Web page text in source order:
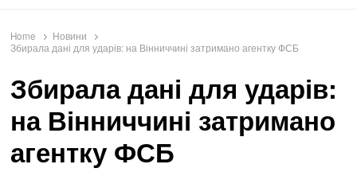
Home
Новини
Збирала дані для ударів: на Вінниччині затримано агентку ФСБ
Збирала дані для ударів:
на Вінниччині затримано
агентку ФСБ